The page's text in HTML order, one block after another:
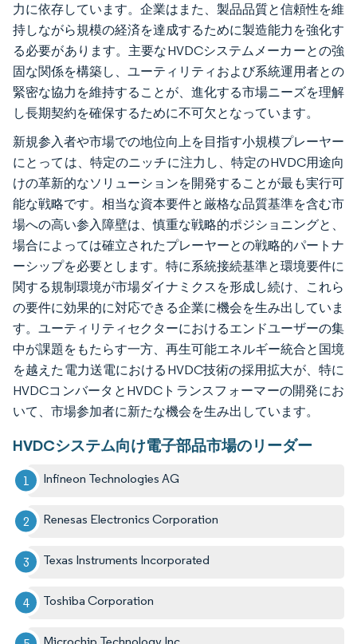
力に依存しています。企業はまた、製品品質と信頼性を維
持しながら規模の経済を達成するために製造能力を強化す
る必要があります。主要なHVDCシステムメーカーとの強
固な関係を構築し、ユーティリティおよび系統運用者との
緊密な協力を維持することが、進化する市場ニーズを理解
し長期契約を確保するために不可欠となっています。
新規参入者や市場での地位向上を目指す小規模プレーヤー
にとっては、特定のニッチに注力し、特定のHVDC用途向
けの革新的なソリューションを開発することが最も実行可
能な戦略です。相当な資本要件と厳格な品質基準を含む市
場への高い参入障壁は、慎重な戦略的ポジショニングと、
場合によっては確立されたプレーヤーとの戦略的パートナ
ーシップを必要とします。特に系統接続基準と環境要件に
関する規制環境が市場ダイナミクスを形成し続け、これら
の要件に効果的に対応できる企業に機会を生み出していま
す。ユーティリティセクターにおけるエンドユーザーの集
中が課題をもたらす一方、再生可能エネルギー統合と国境
を越えた電力送電におけるHVDC技術の採用拡大が、特に
HVDCコンバータとHVDCトランスフォーマーの開発にお
いて、市場参加者に新たな機会を生み出しています。
HVDCシステム向け電子部品市場のリーダー
Infineon Technologies AG
Renesas Electronics Corporation
Texas Instruments Incorporated
Toshiba Corporation
Microchip Technology Inc.